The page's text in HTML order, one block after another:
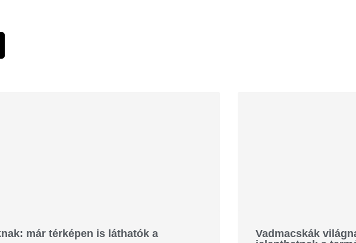
már térképen is láthatók a
Vadmacskák